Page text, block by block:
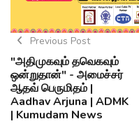
Previous Post
"அதிமுகவும் தவெகவும்
ஒன்றுதான்" - அமைச்சர்
ஆதவ் பெருமிதம் |
Aadhav Arjuna | ADMK
| Kumudam News